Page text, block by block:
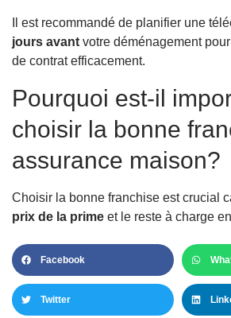
Il est recommandé de planifier une
jours avant votre déménagement
de contrat efficacement.
Pourquoi est-il
choisir la bonne
assurance maison?
Choisir la bonne franchise est crucial
prix de la prime et le reste à charge
Facebook
Twitter